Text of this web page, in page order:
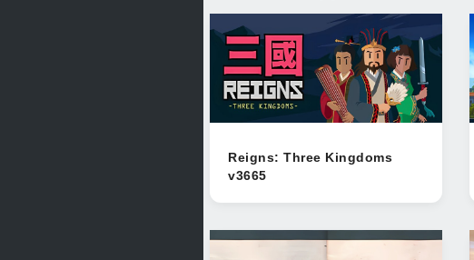
Reigns: Three Kingdoms
v3665